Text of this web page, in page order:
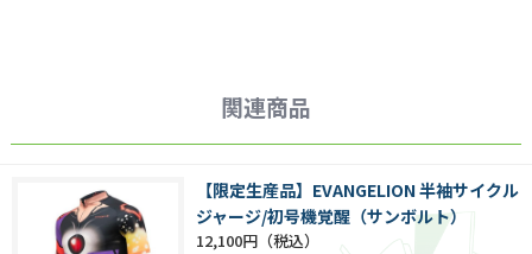
関連商品
【限定生産品】EVANGELION 半袖サイクル
ジャージ/初号機覚醒（サンボルト）
12,100円